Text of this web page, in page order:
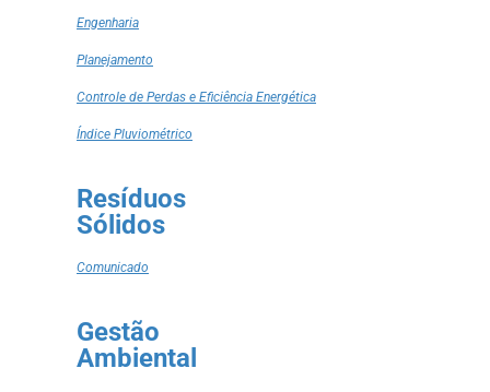
Engenharia
Planejamento
Controle de Perdas e Eficiência Energética
Índice Pluviométrico
Resíduos
Sólidos
Comunicado
Gestão
Ambiental